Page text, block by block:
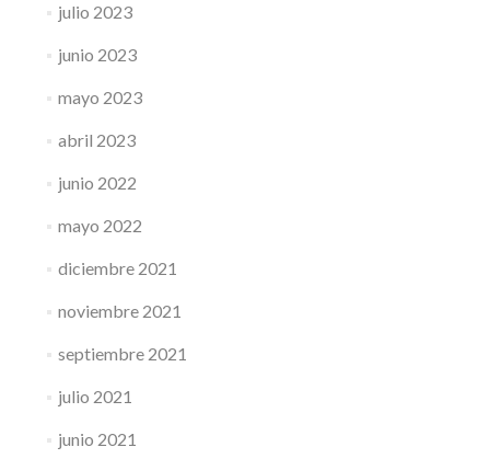
julio 2023
junio 2023
mayo 2023
abril 2023
junio 2022
mayo 2022
diciembre 2021
noviembre 2021
septiembre 2021
julio 2021
junio 2021